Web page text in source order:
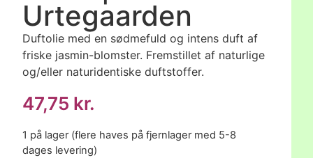
Urtegaarden
Duftolie med en sødmefuld og intens duft af
friske jasmin-blomster. Fremstillet af naturlige
og/eller naturidentiske duftstoffer.
47,75 kr.
1 på lager (flere haves på fjernlager med 5-8
dages levering)